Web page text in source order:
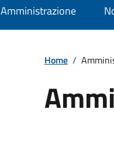
Amministrazione
Home /